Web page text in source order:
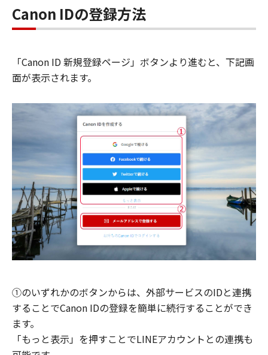
Canon IDの登録方法
「Canon ID 新規登録ページ」ボタンより進むと、下記画
面が表示されます。
①のいずれかのボタンからは、外部サービスのIDと連携
することでCanon IDの登録を簡単に続行することができ
ます。
「もっと表示」を押すことでLINEアカウントとの連携も